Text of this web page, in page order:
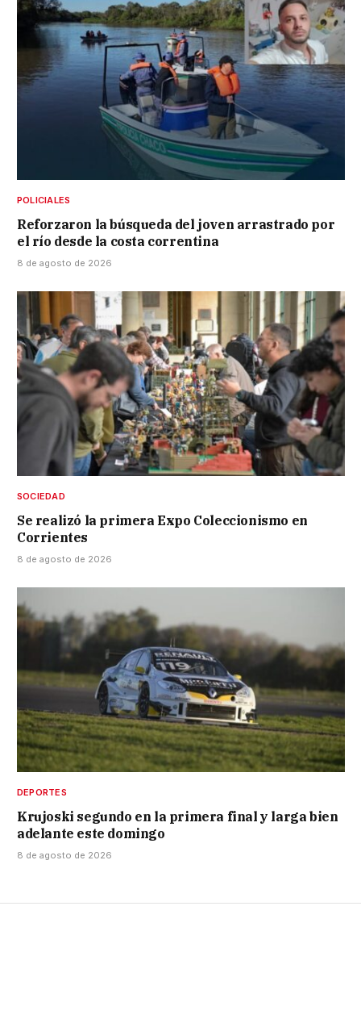
POLICIALES
Reforzaron la búsqueda del joven arrastrado por
el río desde la costa correntina
8 de agosto de 2026
SOCIEDAD
Se realizó la primera Expo Coleccionismo en
Corrientes
8 de agosto de 2026
DEPORTES
Krujoski segundo en la primera final y larga bien
adelante este domingo
8 de agosto de 2026